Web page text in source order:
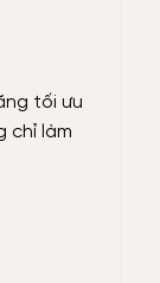
tối ưu
chỉ làm